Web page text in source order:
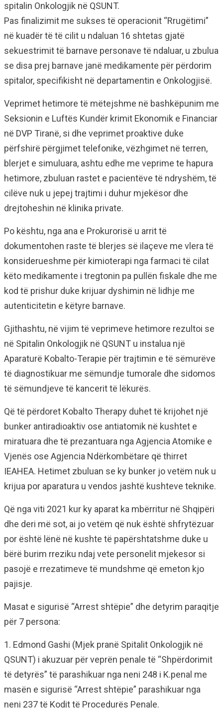
spitalin Onkologjik në QSUNT.
Pas finalizimit me sukses të operacionit “Rrugëtimi”
në kuadër të të cilit u ndaluan 16 shtetas gjatë
sekuestrimit të barnave personave të ndaluar, u zbulua
se disa prej barnave janë medikamente për përdorim
spitalor, specifikisht në departamentin e Onkologjisë.
Veprimet hetimore të mëtejshme në bashkëpunim me
Seksionin e Luftës Kundër krimit Ekonomik e Financiar
në DVP Tiranë, si dhe veprimet proaktive duke
përfshirë përgjimet telefonike, vëzhgimet në terren,
blerjet e simuluara, ashtu edhe me veprime te hapura
hetimore, zbuluan rastet e pacientëve të ndryshëm, të
cilëve nuk u jepej trajtimi i duhur mjekësor dhe
drejtoheshin në klinika private.
Po kështu, nga ana e Prokurorisë u arrit të
dokumentohen raste të blerjes së ilaçeve me vlera të
konsiderueshme për kimioterapi nga farmaci të cilat
këto medikamente i tregtonin pa pullën fiskale dhe me
kod të prishur duke krijuar dyshimin në lidhje me
autenticitetin e këtyre barnave.
Gjithashtu, në vijim të veprimeve hetimore rezultoi se
në Spitalin Onkologjik në QSUNT u instalua një
Aparaturë Kobalto-Terapie për trajtimin e të sëmurëve
të diagnostikuar me sëmundje tumorale dhe sidomos
të sëmundjeve të kancerit të lëkurës.
Që të përdoret Kobalto Therapy duhet të krijohet një
bunker antiradioaktiv ose antiatomik në kushtet e
miratuara dhe të prezantuara nga Agjencia Atomike e
Vjenës ose Agjencia Ndërkombëtare që thirret
IEAHEA. Hetimet zbuluan se ky bunker jo vetëm nuk u
krijua por aparatura u vendos jashtë kushteve teknike.
Që nga viti 2021 kur ky aparat ka mbërritur në Shqipëri
dhe deri më sot, ai jo vetëm që nuk është shfrytëzuar
por është lënë në kushte të papërshtatshme duke u
bërë burim rreziku ndaj vete personelit mjekesor si
pasojë e rrezatimeve të mundshme që emeton kjo
pajisje.
Masat e sigurisë “Arrest shtëpie” dhe detyrim paraqitje
për 7 persona:
1. Edmond Gashi (Mjek pranë Spitalit Onkologjik në
QSUNT) i akuzuar për veprën penale të “Shpërdorimit
të detyrës” të parashikuar nga neni 248 i K.penal me
masën e sigurisë “Arrest shtëpie” parashikuar nga
neni 237 të Kodit të Procedurës Penale.